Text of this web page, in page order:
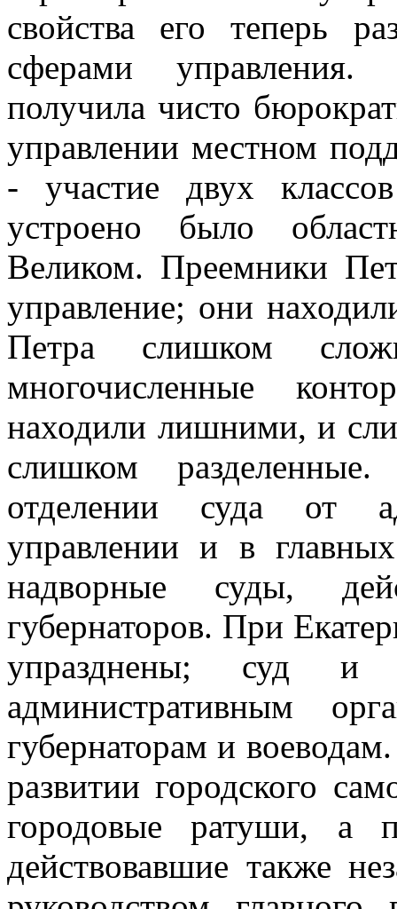
свойства его теперь
сферами управления.
получила чисто
управлении местном
- участие двух
устроено было
Великом. Преемники
управление; они
Петра слишком
многочисленные
находили лишними, и
слишком
отделении суда от
управлении и в
надворные суды,
губернаторов. При
упразднены; суд и
административным
губернаторам и
развитии городского
городовые ратуши, а
действовавшие также